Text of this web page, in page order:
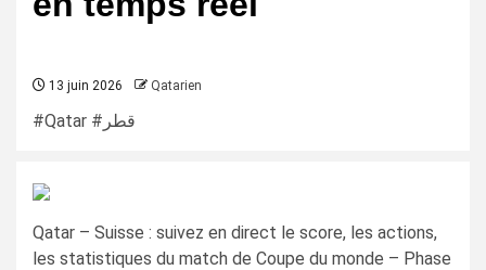
13 juin 2026 Qatarien
#Qatar #قطر
Qatar – Suisse : suivez en direct le score, les actions,
les statistiques du match de Coupe du monde – Phase